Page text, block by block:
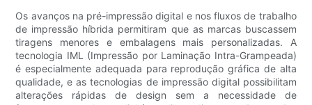
Os avanços na pré-impressão digital e nos fluxos de trabalho
de impressão híbrida permitiram que as marcas buscassem
tiragens menores e embalagens mais personalizadas. A
tecnologia IML (Impressão por Laminação Intra-Grampeada)
é especialmente adequada para reprodução gráfica de alta
qualidade, e as tecnologias de impressão digital possibilitam
alterações rápidas de design sem a necessidade de